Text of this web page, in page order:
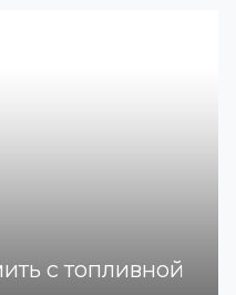
с топливной